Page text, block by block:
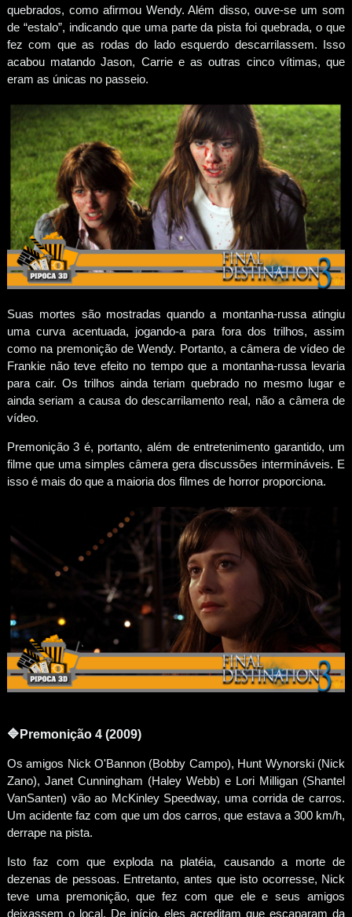
quebrados, como afirmou Wendy. Além disso, ouve-se um som
de “estalo”, indicando que uma parte da pista foi quebrada, o que
fez com que as rodas do lado esquerdo descarrilassem. Isso
acabou matando Jason, Carrie e as outras cinco vítimas, que
eram as únicas no passeio.
Suas mortes são mostradas quando a montanha-russa atingiu
uma curva acentuada, jogando-a para fora dos trilhos, assim
como na premonição de Wendy. Portanto, a câmera de vídeo de
Frankie não teve efeito no tempo que a montanha-russa levaria
para cair. Os trilhos ainda teriam quebrado no mesmo lugar e
ainda seriam a causa do descarrilamento real, não a câmera de
vídeo.
Premonição 3 é, portanto, além de entretenimento garantido, um
filme que uma simples câmera gera discussões intermináveis. E
isso é mais do que a maioria dos filmes de horror proporciona.
🔷Premonição 4 (2009)
Os amigos Nick O'Bannon (Bobby Campo), Hunt Wynorski (Nick
Zano), Janet Cunningham (Haley Webb) e Lori Milligan (Shantel
VanSanten) vão ao McKinley Speedway, uma corrida de carros.
Um acidente faz com que um dos carros, que estava a 300 km/h,
derrape na pista.
Isto faz com que exploda na platéia, causando a morte de
dezenas de pessoas. Entretanto, antes que isto ocorresse, Nick
teve uma premonição, que fez com que ele e seus amigos
deixassem o local. De início, eles acreditam que escaparam da